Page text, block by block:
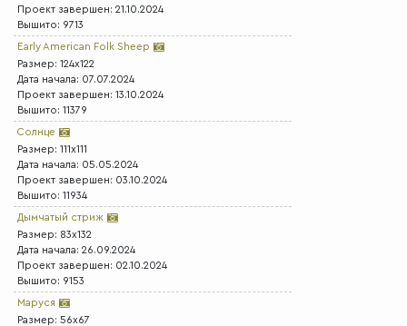
Проект завершен: 21.10.2024
Вышито: 9713
Early American Folk Sheep
Размер: 124x122
Дата начала: 07.07.2024
Проект завершен: 13.10.2024
Вышито: 11379
Солнце
Размер: 111x111
Дата начала: 05.05.2024
Проект завершен: 03.10.2024
Вышито: 11934
Дымчатый стриж
Размер: 83x132
Дата начала: 26.09.2024
Проект завершен: 02.10.2024
Вышито: 9153
Маруся
Размер: 56x67